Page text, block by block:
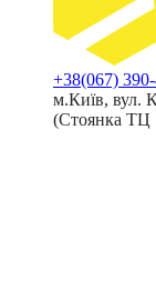
+38(067)
м.Київ, вул.
(Стоянка